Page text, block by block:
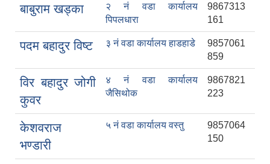
बाबुराम खड्का
२ नं वडा कार्यालय
पिपलधारा
9867313
161
पदम बहादुर विष्ट ३ नं वडा कार्यालय हाडहाडे
9857061
859
विर बहादुर जोगी
कुवर
४ नं वडा कार्यालय
जैसिथोक
9867821
223
केशवराज
भण्डारी
५ नं वडा कार्यालय वस्तु
9857064
150